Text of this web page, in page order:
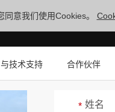
意我们使用Cookies。
技术支持 合作伙伴
请填
* 姓名